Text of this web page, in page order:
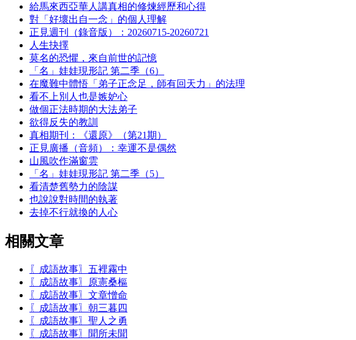
給馬來西亞華人講真相的修煉經歷和心得
對「好壞出自一念」的個人理解
正見週刊（錄音版）：20260715-20260721
人生抉擇
莫名的恐懼，來自前世的記憶
「名」娃娃現形記 第二季（6）
在魔難中體悟「弟子正念足，師有回天力」的法理
看不上別人也是嫉妒心
做個正法時期的大法弟子
欲得反失的教訓
真相期刊：《還原》（第21期）
正見廣播（音頻）：幸運不是偶然
山風吹作滿窗雲
「名」娃娃現形記 第二季（5）
看清楚舊勢力的陰謀
也說說對時間的執著
去掉不行就換的人心
相關文章
〖成語故事〗五裡霧中
〖成語故事〗原憲桑樞
〖成語故事〗文章憎命
〖成語故事〗朝三暮四
〖成語故事〗聖人之勇
〖成語故事〗聞所未聞